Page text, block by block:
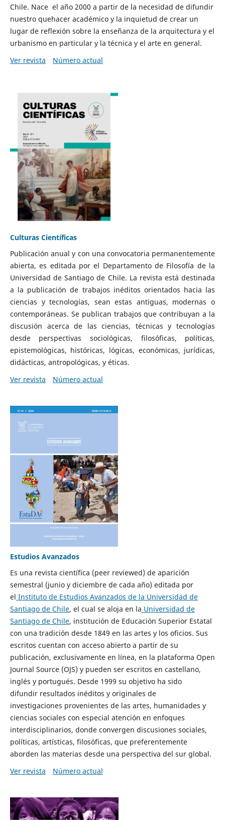
Chile. Nace el año 2000 a partir de la necesidad de difundir
nuestro quehacer académico y la inquietud de crear un
lugar de reflexión sobre la enseñanza de la arquitectura y el
urbanismo en particular y la técnica y el arte en general.
Ver revista
Número actual
Culturas Científicas
Publicación anual y con una convocatoria permanentemente
abierta, es editada por el Departamento de Filosofía de la
Universidad de Santiago de Chile. La revista está destinada
a la publicación de trabajos inéditos orientados hacia las
ciencias y tecnologías, sean estas antiguas, modernas o
contemporáneas. Se publican trabajos que contribuyan a la
discusión acerca de las ciencias, técnicas y tecnologías
desde perspectivas sociológicas, filosóficas, políticas,
epistemológicas, históricas, lógicas, económicas, jurídicas,
didácticas, antropológicas, y éticas.
Ver revista
Número actual
Estudios Avanzados
Es una revista científica (peer reviewed) de aparición
semestral (junio y diciembre de cada año) editada por
el Instituto de Estudios Avanzados de la Universidad de
Santiago de Chile, el cual se aloja en la Universidad de
Santiago de Chile, institución de Educación Superior Estatal
con una tradición desde 1849 en las artes y los oficios. Sus
escritos cuentan con acceso abierto a partir de su
publicación, exclusivamente en línea, en la plataforma Open
Journal Source (OJS) y pueden ser escritos en castellano,
inglés y portugués. Desde 1999 su objetivo ha sido
difundir resultados inéditos y originales de
investigaciones provenientes de las artes, humanidades y
ciencias sociales con especial atención en enfoques
interdisciplinarios, donde convergen discusiones sociales,
políticas, artísticas, filosóficas, que preferentemente
aborden las materias desde una perspectiva del sur global.
Ver revista
Número actual